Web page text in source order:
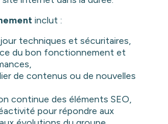
inclut :
techniques et sécuritaires,
du bon fonctionnement et
de contenus ou de nouvelles
continue des éléments SEO,
pour répondre aux